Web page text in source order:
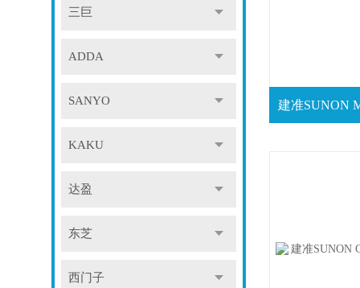
三巨
ADDA
SANYO
KAKU
达盈
东芝
西门子